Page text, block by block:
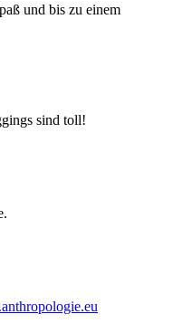
und bis zu einem
sind toll!